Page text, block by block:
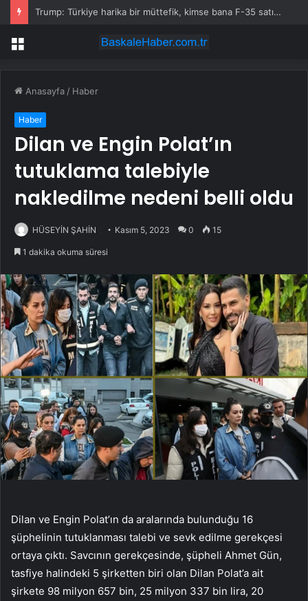
Trump: Türkiye harika bir müttefik, kimse bana F-35 satışı için ne yapmam gerektiğini söyleyemez
Menü
Anasayfa / Haber
Haber
Dilan ve Engin Polat’ın
tutuklama talebiyle
nakledilme nedeni belli oldu
HÜSEYİN ŞAHİN Kasım 5, 2023 0 15
1 dakika okuma süresi
Dilan ve Engin Polat’ın da aralarında bulunduğu 16
şüphelinin tutuklanması talebi ve sevk edilme gerekçesi
ortaya çıktı. Savcının gerekçesinde, şüpheli Ahmet Gün,
tasfiye halindeki 5 şirketten biri olan Dilan Polat’a ait
şirkete 98 milyon 657 bin, 25 milyon 337 bin lira, 20